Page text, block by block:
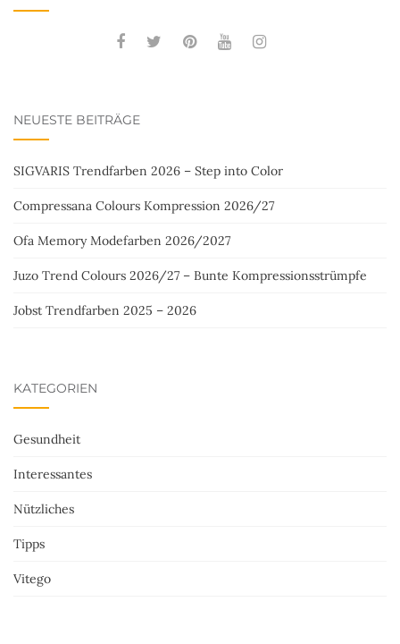
NEUESTE BEITRÄGE
SIGVARIS Trendfarben 2026 – Step into Color
Compressana Colours Kompression 2026/27
Ofa Memory Modefarben 2026/2027
Juzo Trend Colours 2026/27 – Bunte Kompressionsstrümpfe
Jobst Trendfarben 2025 – 2026
KATEGORIEN
Gesundheit
Interessantes
Nützliches
Tipps
Vitego